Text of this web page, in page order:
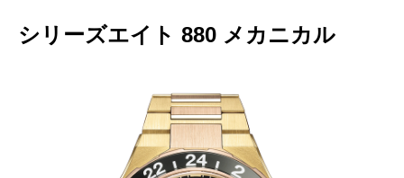
シリーズエイト 880 メカニカル